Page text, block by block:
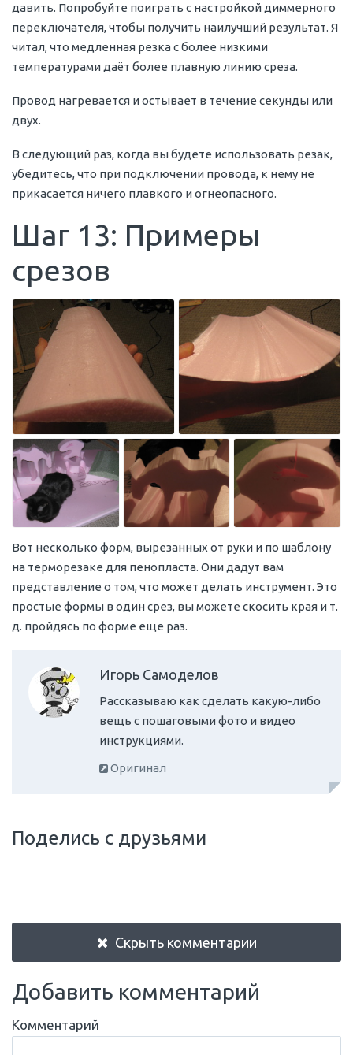
давить. Попробуйте поиграть с настройкой диммерного
переключателя, чтобы получить наилучший результат. Я
читал, что медленная резка с более низкими
температурами даёт более плавную линию среза.
Провод нагревается и остывает в течение секунды или
двух.
В следующий раз, когда вы будете использовать резак,
убедитесь, что при подключении провода, к нему не
прикасается ничего плавкого и огнеопасного.
Шаг 13: Примеры
срезов
Вот несколько форм, вырезанных от руки и по шаблону
на терморезаке для пенопласта. Они дадут вам
представление о том, что может делать инструмент. Это
простые формы в один срез, вы можете скосить края и т.
д. пройдясь по форме еще раз.
Игорь Самоделов
Рассказываю как сделать какую-либо
вещь с пошаговыми фото и видео
инструкциями.
Оригинал
Поделись с друзьями
Скрыть комментарии
Добавить комментарий
Комментарий